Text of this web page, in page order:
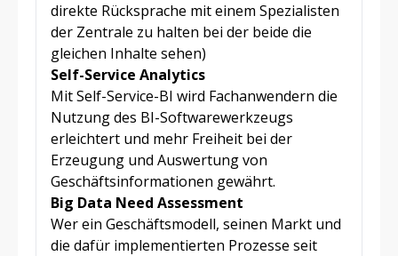
direkte Rücksprache mit einem Spezialisten
der Zentrale zu halten bei der beide die
gleichen Inhalte sehen)
Self-Service Analytics
Mit Self-Service-BI wird Fachanwendern die
Nutzung des BI-Softwarewerkzeugs
erleichtert und mehr Freiheit bei der
Erzeugung und Auswertung von
Geschäftsinformationen gewährt.
Big Data Need Assessment
Wer ein Geschäftsmodell, seinen Markt und
die dafür implementierten Prozesse seit